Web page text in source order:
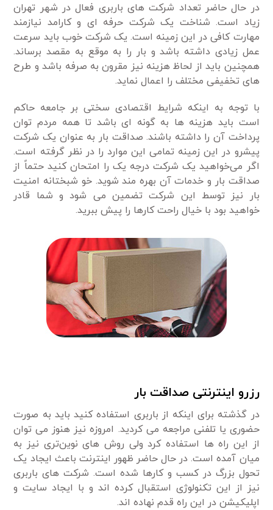
در حال حاضر تعداد شرکت های باربری فعال در شهر تهران
زیاد است. شناخت یک شرکت حرفه ای و کارامد نیازمند
مهارت کافی در این زمینه است. یک شرکت خوب باید سرعت
عمل زیادی داشته باشد و بار را به موقع به مقصد برساند.
همچنین باید از لحاظ هزینه نیز مقرون به صرفه باشد و طرح
های تخفیفی مختلف را اعمال نماید.
با توجه به اینکه شرایط اقتصادی سختی بر جامعه حاکم
است باید هزینه ها به گونه ای باشد تا همه مردم توان
پرداخت آن را داشته باشند. صداقت بار به عنوان یک شرکت
پیشرو در این زمینه تمامی این موارد را در نظر گرفته است.
اگر می‌خواهید یک شرکت درجه یک را امتحان کنید حتماً از
صداقت بار و خدمات آن بهره مند شوید. خو شبختانه امنیت
بار نیز توسط این شرکت تضمین می شود و شما قادر
خواهید بود با خیال راحت کارها را پیش ببرید.
رزرو اینترنتی صداقت بار
در گذشته برای اینکه از باربری استفاده کنید باید به صورت
حضوری یا تلفنی مراجعه می کردید. امروزه نیز هنوز می توان
از این راه ها استفاده کرد ولی روش های نوین‌تری نیز به
میان آمده است. در حال حاضر ظهور اینترنت باعث ایجاد یک
تحول بزرگ در کسب و کارها شده است. شرکت های باربری
نیز از این تکنولوژی استقبال کرده اند و با ایجاد سایت و
اپلیکیشن در این راه قدم نهاده اند.